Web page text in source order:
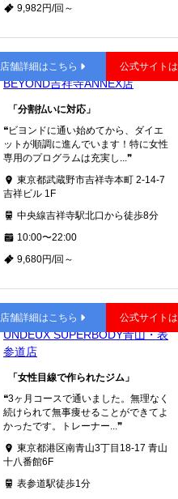
9,982円/回～
吉祥寺
BEYOND吉祥寺ANNEX店
「分割払いに対応」
❝ビヨンドに通い始めてから、ダイエ
ットが順調に進んでいます！特に女性
専用のプログラムは充実し...❞
東京都武蔵野市吉祥寺本町 2-14-7
吉祥ビル 1F
中央線吉祥寺駅北口から徒歩8分
10:00〜22:00
9,680円/回～
店舗詳細はこちら 公式サイト
表参道
UNDEUX SUPERBODY青山・表
参道店
「女性目線で作られたジム」
❝3ヶ月コースで通いました。無理なく
続けられて無事痩せることができてよ
かったです。トレーナー...❞
東京都港区南青山3丁目18-17 青山
十八番館6F
表参道駅徒歩1分
店舗詳細はこちら 公式サイト